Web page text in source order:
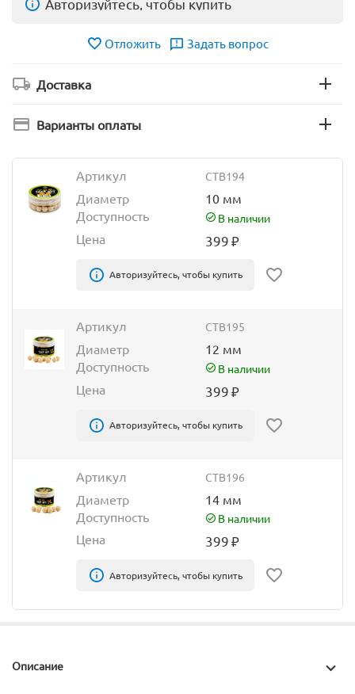
Авторизуйтесь, чтобы купить
Отложить Задать вопрос
Доставка
Варианты оплаты
Артикул CTB194
Диаметр
10 мм
Доступность
В наличии
Цена 399₽
Авторизуйтесь, чтобы купить
Артикул CTB195
Диаметр
12 мм
Доступность
В наличии
Цена 399₽
Авторизуйтесь, чтобы купить
Артикул CTB196
Диаметр
14 мм
Доступность
В наличии
Цена 399₽
Авторизуйтесь, чтобы купить
Описание